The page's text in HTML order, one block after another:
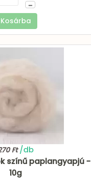
–
Kosárba
Ft/db
színű paplangyapjú -
10g